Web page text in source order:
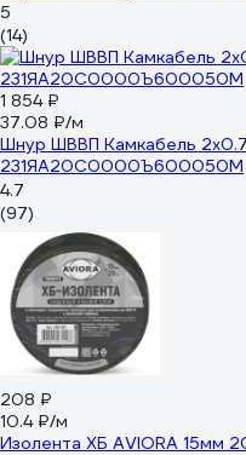
5
(14)
1 854 ₽
37.08 ₽/м
Шнур ШВВП Камкабель
231ЯA20C0000Ъ600050М
4.7
(97)
208 ₽
10.4 ₽/м
Изолента ХБ AVIORA 15мм